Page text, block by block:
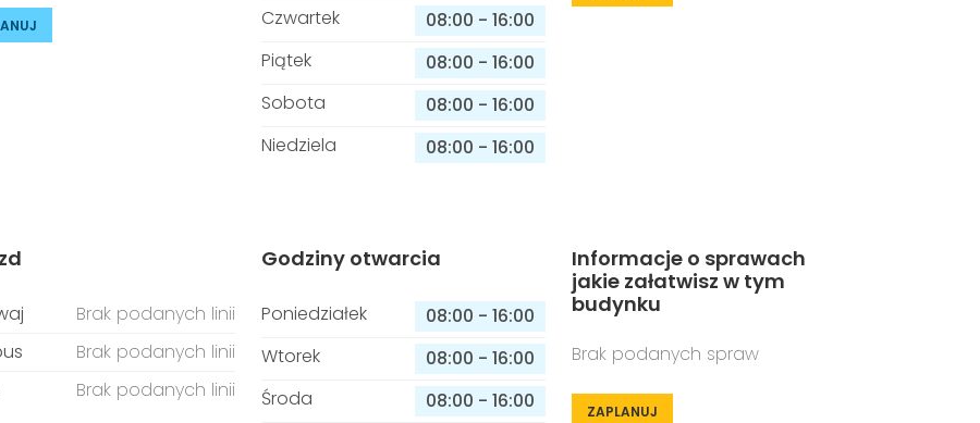
Czwartek
08:00 - 16:00
Piątek
08:00 - 16:00
Sobota
08:00 - 16:00
Niedziela
08:00 - 16:00
Brak podanych linii
Brak podanych linii
Brak podanych linii
Godziny otwarcia
Poniedziałek 08:00 - 16:00
Wtorek
08:00 - 16:00
Środa
08:00 - 16:00
Informacje o sprawach
jakie załatwisz w tym
budynku
Brak podanych spraw
ZAPLANUJ